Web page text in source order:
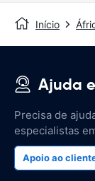
Início
Ajuda
Precisa de
especialistas
Apoio ao